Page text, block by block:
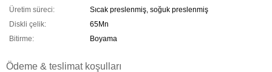
Üretim süreci:
Sıcak preslenmiş, soğuk preslenmiş
Diskli çelik:
65Mn
Bitirme:
Boyama
Ödeme & teslimat koşulları